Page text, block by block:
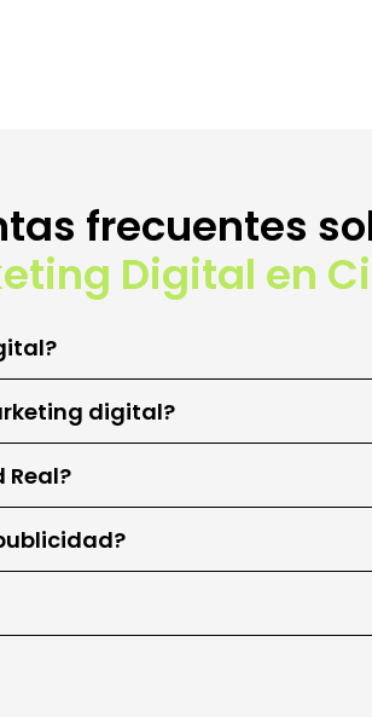
frecuentes
Digital en
digital?